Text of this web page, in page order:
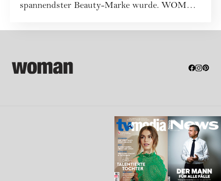
spannendster Beauty-Marke wurde. WOMAN